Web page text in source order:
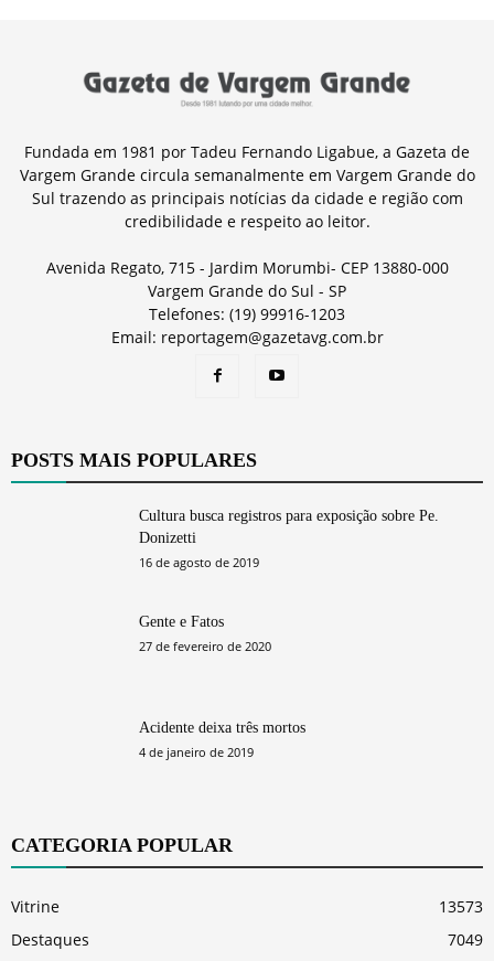
Fundada em 1981 por Tadeu Fernando Ligabue, a Gazeta de
Vargem Grande circula semanalmente em Vargem Grande do
Sul trazendo as principais notícias da cidade e região com
credibilidade e respeito ao leitor.
Avenida Regato, 715 - Jardim Morumbi- CEP 13880-000
Vargem Grande do Sul - SP
Telefones: (19) 99916-1203
Email: reportagem@gazetavg.com.br
POSTS MAIS POPULARES
Cultura busca registros para exposição sobre Pe.
Donizetti
16 de agosto de 2019
Gente e Fatos
27 de fevereiro de 2020
Acidente deixa três mortos
4 de janeiro de 2019
CATEGORIA POPULAR
Vitrine
13573
Destaques
7049